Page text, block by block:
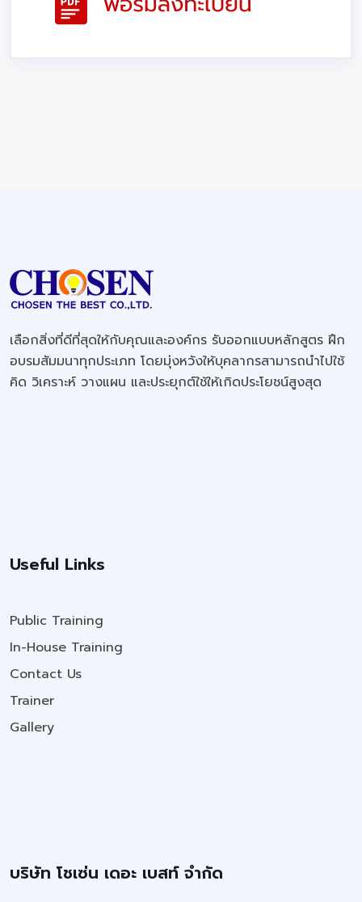
เลือกสิ่งที่ดีที่สุดให้กับคุณและองค์กร รับออกแบบหลักสูตร ฝึก
อบรมสัมมนาทุกประเภท โดยมุ่งหวังให้บุคลากรสามารถนำไปใช้
คิด วิเคราะห์ วางแผน และประยุกต์ใช้ให้เกิดประโยชน์สูงสุด
Useful Links
Public Training
In-House Training
Contact Us
Trainer
Gallery
บริษัท โชเซ่น เดอะ เบสท์ จำกัด